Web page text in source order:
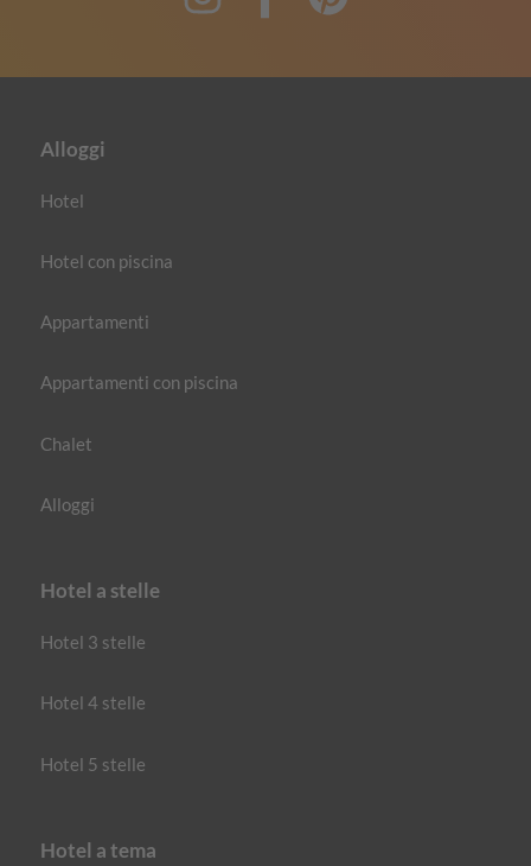
Alloggi
Hotel
Hotel con piscina
Appartamenti
Appartamenti con piscina
Chalet
Alloggi
Hotel a stelle
Hotel 3 stelle
Hotel 4 stelle
Hotel 5 stelle
Hotel a tema